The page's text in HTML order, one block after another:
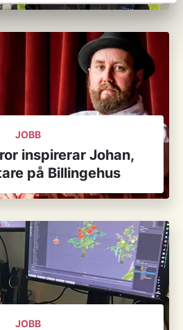
JOBB
inspirerar Johan,
på Billingehus
JOBB